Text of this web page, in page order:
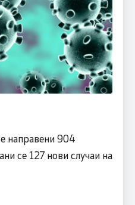
направени 904
се 127 нови случаи на